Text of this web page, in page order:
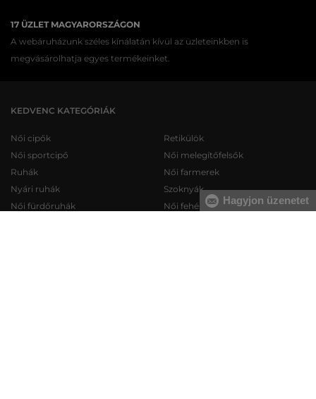
17 ÜZLET MAGYARORSZÁGON
A webáruházunk széles kínálatán kívül az üzleteinkben is
megvásárolhatja egyes termékeinket.
KEDVENC KATEGÓRIÁK
Női cipők
Női sportcipő
Ruhák
Nyári ruhák
Női fürdőruhák
Retikülök
Női melegítőfelsők
Női farmerek
Szoknyák
Női fehérneműkHagyjon üzenetet